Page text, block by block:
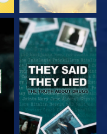
SE